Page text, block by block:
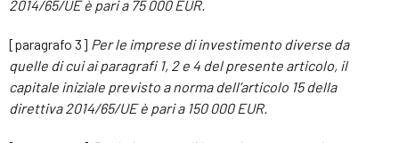
2014/65/UE è pari a 75 000 EUR.
[paragrafo 3] Per le imprese di investimento diverse da
quelle di cui ai paragrafi 1, 2 e 4 del presente articolo, il
capitale iniziale previsto a norma dell’articolo 15 della
direttiva 2014/65/UE è pari a 150 000 EUR.